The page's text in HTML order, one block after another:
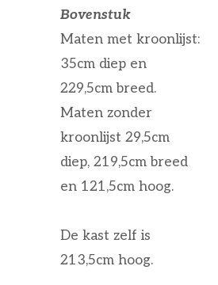
Bovenstuk
Maten met kroonlijst:
35cm diep en
229,5cm breed.
Maten zonder
kroonlijst 29,5cm
diep, 219,5cm breed
en 121,5cm hoog.
De kast zelf is
213,5cm hoog.